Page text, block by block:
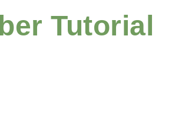
Tutorial